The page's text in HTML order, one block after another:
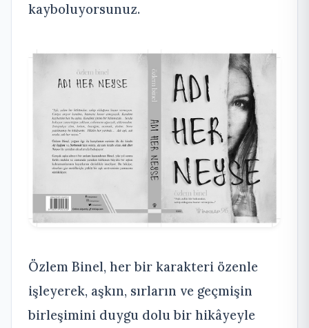
kayboluyorsunuz.
Özlem Binel, her bir karakteri özenle
işleyerek, aşkın, sırların ve geçmişin
birleşimini duygu dolu bir hikâyeyle